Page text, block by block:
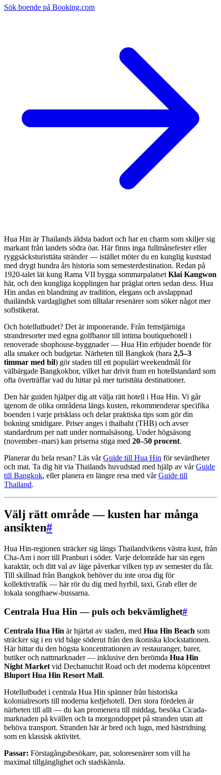
Sök boende på Booking.com
Hua Hin är Thailands äldsta badort och har en charm som skiljer sig
markant från landets södra öar. Här finns inga fullmånefester eller
ryggsäcksturisttäta stränder — istället möter du en kunglig kuststad
med drygt hundra års historia som semesterdestination. Redan på
1920-talet lät kung Rama VII bygga sommarpalatset Klai Kangwon
här, och den kungliga kopplingen har präglat orten sedan dess. Hua
Hin andas en blandning av tradition, elegans och avslappnad
thailändsk vardaglighet som tilltalar resenärer som söker något mer
sofistikerat.
Och hotellutbudet? Det är imponerande. Från femstjärniga
strandresorter med egna golfbanor till intima boutiquehotell i
renoverade shophouse-byggnader — Hua Hin erbjuder boende för
alla smaker och budgetar. Närheten till Bangkok (bara 2,5–3
timmar med bil) gör staden till ett populärt weekendmål för
välbärgade Bangkokbor, vilket har drivit fram en hotellstandard som
ofta överträffar vad du hittar på mer turisttäta destinationer.
Den här guiden hjälper dig att välja rätt hotell i Hua Hin. Vi går
igenom de olika områdena längs kusten, rekommenderar specifika
boenden i varje prisklass och delar praktiska tips som gör din
bokning smidigare. Priser anges i thaibaht (THB) och avser
standardrum per natt under normalsäsong. Under högsäsong
(november–mars) kan priserna stiga med 20–50 procent.
Planerar du hela resan? Läs vårGuide till Hua Hin för sevärdheter
och mat. Ta dig hit via Thailands huvudstad med hjälp av vårGuide
till Bangkok, eller planera en längre resa med vårGuide till
Thailand.
Välj rätt område — kusten har många
ansikten#
Hua Hin-regionen sträcker sig längs Thailandvikens västra kust, från
Cha-Am i norr till Pranburi i söder. Varje delområde har sin egen
karaktär, och ditt val av läge påverkar vilken typ av semester du får.
Till skillnad från Bangkok behöver du inte oroa dig för
kollektivtrafik — här rör du dig med hyrbil, taxi, Grab eller de
lokala songthaew-bussarna.
Centrala Hua Hin — puls och bekvämlighet#
Centrala Hua Hin är hjärtat av staden, med Hua Hin Beach som
sträcker sig i en vid båge söderut från den ikoniska klockstationen.
Här hittar du den högsta koncentrationen av restauranger, barer,
butiker och nattmarknader — inklusive den berömda Hua Hin
Night Market vid Dechanuchit Road och det moderna köpcentret
Bluport Hua Hin Resort Mall.
Hotellutbudet i centrala Hua Hin spänner från historiska
kolonialresorts till moderna kedjehotell. Den stora fördelen är
närheten till allt — du kan promenera till middag, besöka Cicada-
marknaden på kvällen och ta morgondoppet på stranden utan att
behöva transport. Stranden här är bred och lugn, med hästridning
som en klassisk aktivitet.
Passar: Förstagångsbesökare, par, soloresenärer som vill ha
maximal tillgänglighet och stadskänsla.